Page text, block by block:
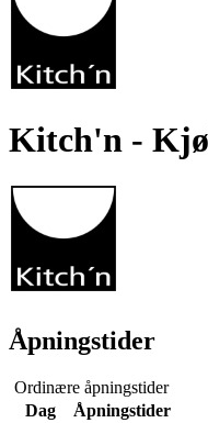
Kitch'n -
Åpningstider
Ordinære åpningstider
Dag
Åpningstider